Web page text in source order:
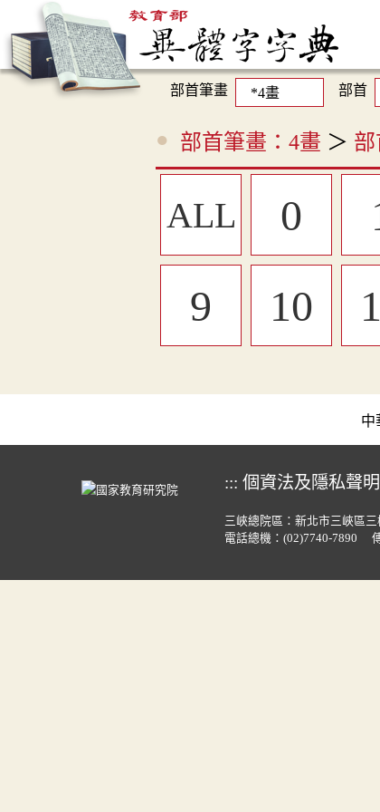
部首筆畫 部首
部首筆畫：4畫 ＞
ALL 0
9
10
中
::: 個資法及隱私聲明
三峽總院區：新北市三峽區
電話總機：(02)7740-7890